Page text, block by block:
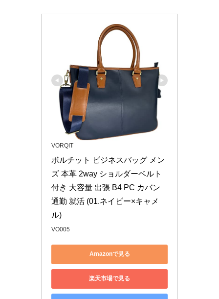
VORQIT
ボルチット ビジネスバッグ メン
ズ 本革 2way ショルダーベルト
付き 大容量 出張 B4 PC カバン
通勤 就活 (01.ネイビー×キャメ
ル)
VO005
Amazonで見る
楽天市場で見る